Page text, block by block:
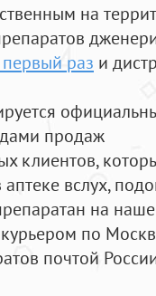
на
раз и
продаж
клиентов,
вслух,
на
по
почтой